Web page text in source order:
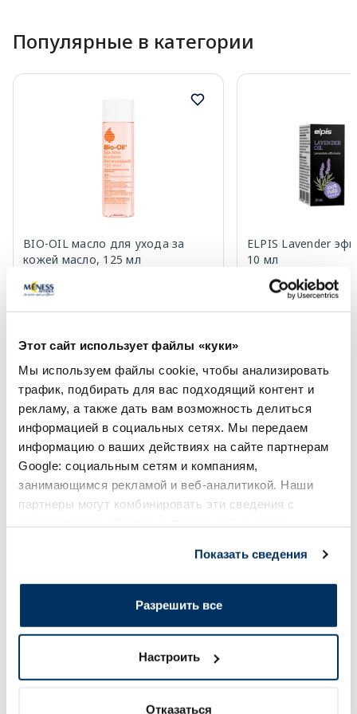
Этот сайт использует файлы «куки»
Мы используем файлы cookie, чтобы анализировать
трафик, подбирать для вас подходящий контент и
рекламу, а также дать вам возможность делиться
информацией в социальных сетях. Мы передаем
информацию о ваших действиях на сайте партнерам
Google: социальным сетям и компаниям,
занимающимся рекламой и веб-аналитикой. Наши
партнеры могут комбинировать эти сведения с
Показать сведения
Разрешить все
Настроить
Отказаться
Популярные в категории
BIO-OIL масло для ухода за
кожей масло, 125 мл
24.99 €
В корзину
ELPIS Lavender
10 мл
8.29 €
В
Page 1 of 10
Солнечная защита летом ☀️
Более...
-60%